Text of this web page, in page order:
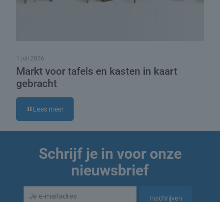
1 juli 2026
Markt voor tafels en kasten in kaart
gebracht
Lees meer
Schrijf je in voor onze
nieuwsbrief